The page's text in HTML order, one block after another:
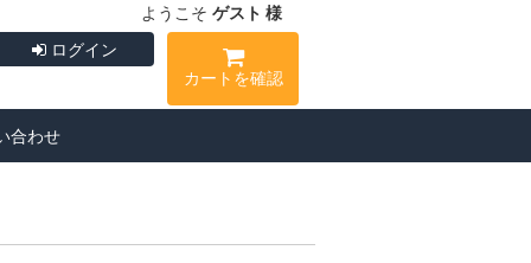
ようこそ ゲスト 様
ログイン
カートを確認
合わせ